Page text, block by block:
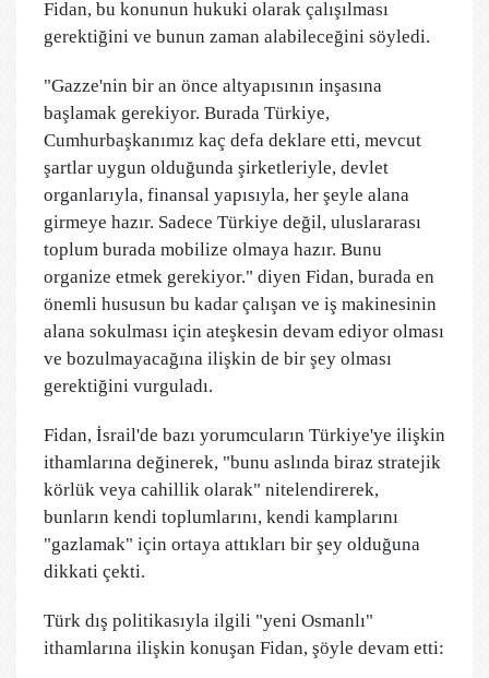
Fidan, bu konunun hukuki olarak çalışılması
gerektiğini ve bunun zaman alabileceğini söyledi.
"Gazze'nin bir an önce altyapısının inşasına
başlamak gerekiyor. Burada Türkiye,
Cumhurbaşkanımız kaç defa deklare etti, mevcut
şartlar uygun olduğunda şirketleriyle, devlet
organlarıyla, finansal yapısıyla, her şeyle alana
girmeye hazır. Sadece Türkiye değil, uluslararası
toplum burada mobilize olmaya hazır. Bunu
organize etmek gerekiyor." diyen Fidan, burada en
önemli hususun bu kadar çalışan ve iş makinesinin
alana sokulması için ateşkesin devam ediyor olması
ve bozulmayacağına ilişkin de bir şey olması
gerektiğini vurguladı.
Fidan, İsrail'de bazı yorumcuların Türkiye'ye ilişkin
ithamlarına değinerek, "bunu aslında biraz stratejik
körlük veya cahillik olarak" nitelendirerek,
bunların kendi toplumlarını, kendi kamplarını
"gazlamak" için ortaya attıkları bir şey olduğuna
dikkati çekti.
Türk dış politikasıyla ilgili "yeni Osmanlı"
ithamlarına ilişkin konuşan Fidan, şöyle devam etti: